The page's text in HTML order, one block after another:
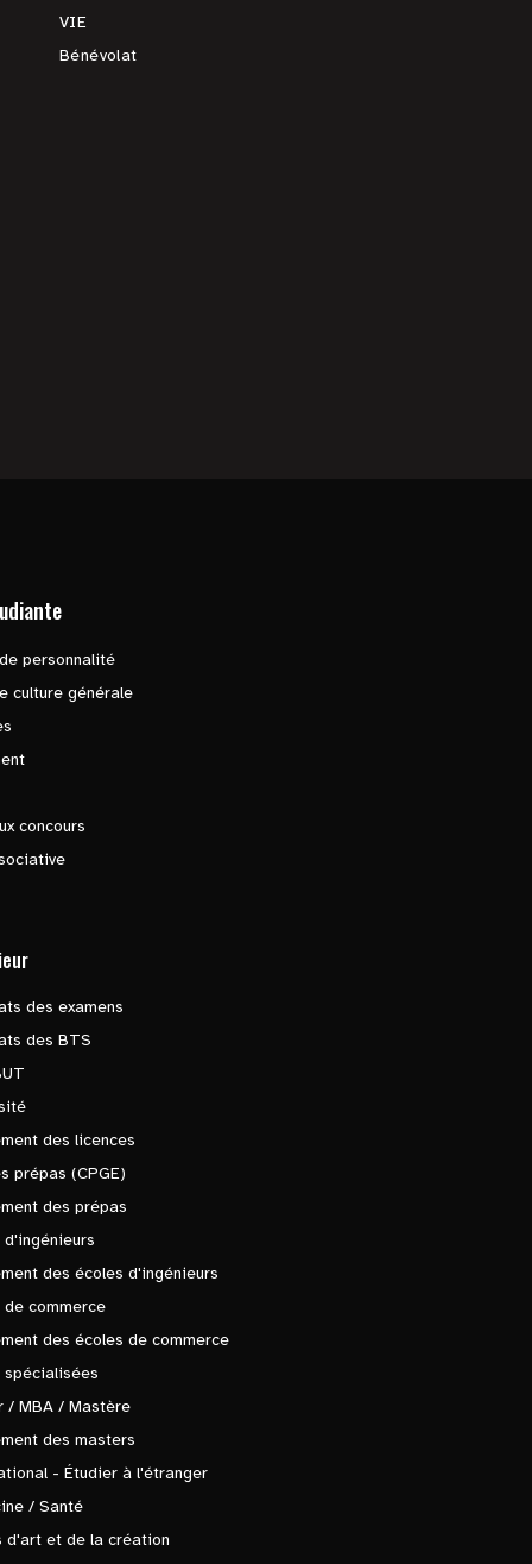
VIE
Bénévolat
personnalité
culture générale
concours
des examens
des BTS
des licences
prépas (CPGE)
des prépas
d'ingénieurs
des écoles d'ingénieurs
de commerce
des écoles de commerce
spécialisées
/ MBA / Mastère
des masters
- Étudier à l'étranger
/ Santé
d'art et de la création